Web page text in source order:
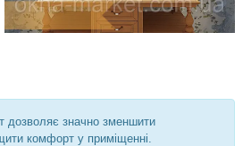
дозволяє значно зменшити
комфорт у приміщенні.